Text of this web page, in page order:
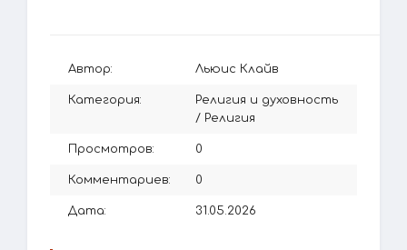
Автор: Льюис Клайв
Категория:
Религия и духовность
/ Религия
Просмотров: 0
Комментариев: 0
Дата: 31.05.2026